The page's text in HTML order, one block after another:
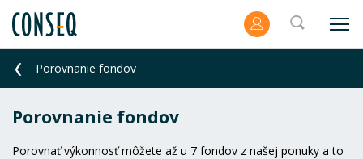
Porovnanie fondov
Porovnanie fondov
Porovnať výkonnosť môžete až u 7 fondov z našej ponuky a to